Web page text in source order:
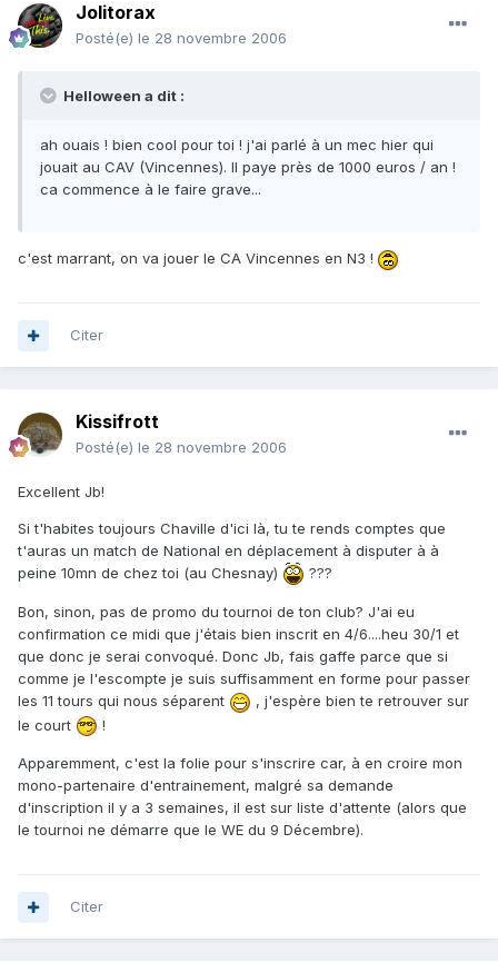
Jolitorax
Posté(e) le 28 novembre 2006
Helloween a dit :
ah ouais ! bien cool pour toi ! j'ai parlé à un mec hier qui
jouait au CAV (Vincennes). Il paye près de 1000 euros / an !
ca commence à le faire grave...
c'est marrant, on va jouer le CA Vincennes en N3 !
Citer
Kissifrott
Posté(e) le 28 novembre 2006
Excellent Jb!
Si t'habites toujours Chaville d'ici là, tu te rends comptes que
t'auras un match de National en déplacement à disputer à à
peine 10mn de chez toi (au Chesnay)
???
Bon, sinon, pas de promo du tournoi de ton club? J'ai eu
confirmation ce midi que j'étais bien inscrit en 4/6....heu 30/1 et
que donc je serai convoqué. Donc Jb, fais gaffe parce que si
comme je l'escompte je suis suffisamment en forme pour passer
les 11 tours qui nous séparent
, j'espère bien te retrouver sur
le court
!
Apparemment, c'est la folie pour s'inscrire car, à en croire mon
mono-partenaire d'entrainement, malgré sa demande
d'inscription il y a 3 semaines, il est sur liste d'attente (alors que
le tournoi ne démarre que le WE du 9 Décembre).
Citer